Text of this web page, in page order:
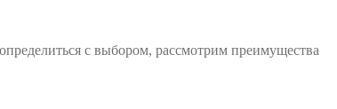
с выбором, рассмотрим преимущества